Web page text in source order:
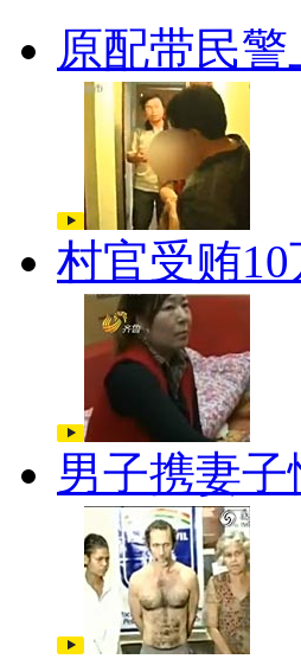
原配带民
村官受贿
男子携妻